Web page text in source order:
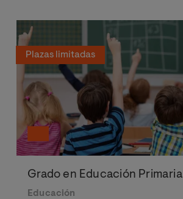
Plazas limitadas
Grado en Educación Primaria
Educación